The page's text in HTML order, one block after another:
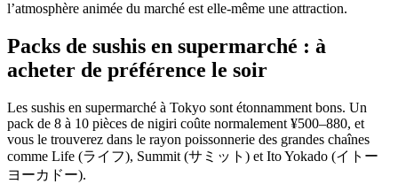
l’atmosphère animée du marché est elle-même une attraction.
Packs de sushis en supermarché : à
acheter de préférence le soir
Les sushis en supermarché à Tokyo sont étonnamment bons. Un
pack de 8 à 10 pièces de nigiri coûte normalement ¥500–880, et
vous le trouverez dans le rayon poissonnerie des grandes chaînes
comme Life (ライフ), Summit (サミット) et Ito Yokado (イトー
ヨーカドー).